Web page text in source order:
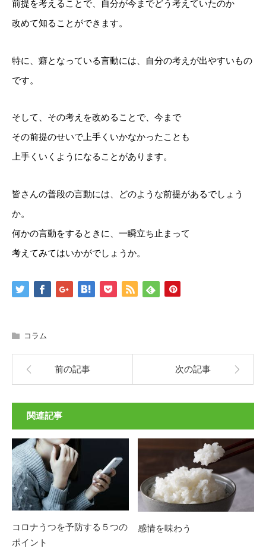
前提を考えることで、自分が今までどう考えていたのか
改めて知ることができます。
特に、癖となっている言動には、自分の考えが出やすいもの
です。
そして、その考えを改めることで、今まで
その前提のせいで上手くいかなかったことも
上手くいくようになることがあります。
皆さんの普段の言動には、どのような前提があるでしょう
か。
何かの言動をするときに、一瞬立ち止まって
考えてみてはいかがでしょうか。
コラム
前の記事 次の記事
関連記事
コロナうつを予防する５つの
ポイント
感情を味わう